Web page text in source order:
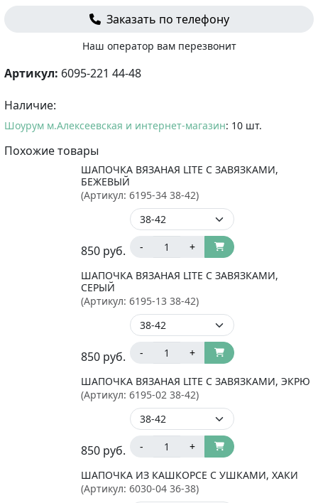
Заказать по телефону
Наш оператор вам перезвонит
Артикул: 6095-221 44-48
Наличие:
Шоурум м.Алексеевская и интернет-магазин: 10 шт.
Похожие товары
ШАПОЧКА ВЯЗАНАЯ LITE С ЗАВЯЗКАМИ,
БЕЖЕВЫЙ
(Артикул: 6195-34 38-42)
850 руб. - +
ШАПОЧКА ВЯЗАНАЯ LITE С ЗАВЯЗКАМИ,
СЕРЫЙ
(Артикул: 6195-13 38-42)
850 руб. - +
ШАПОЧКА ВЯЗАНАЯ LITE С ЗАВЯЗКАМИ, ЭКРЮ
(Артикул: 6195-02 38-42)
850 руб. - +
ШАПОЧКА ИЗ КАШКОРСЕ С УШКАМИ, ХАКИ
(Артикул: 6030-04 36-38)